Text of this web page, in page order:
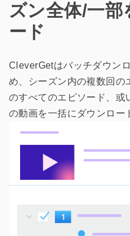
ズン全体/一部
ード
CleverGetはバッチダウン
め、シーズン内の複数回の
のすべてのエピソード、或
の動画を一括にダウンロー